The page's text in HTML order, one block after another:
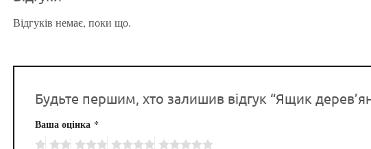
Відгуків немає, поки що.
Будьте першим, хто залишив відгук “Ящик
Ваша оцінка *